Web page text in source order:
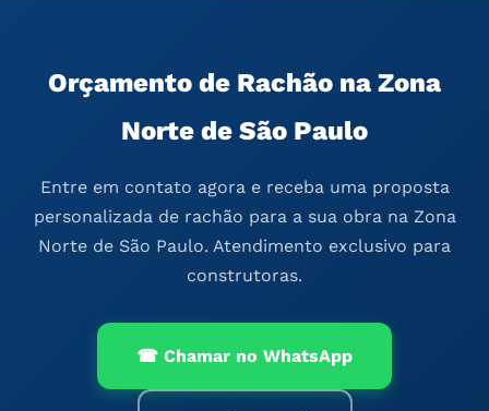
Orçamento de Rachão na Zona
Norte de São Paulo
Entre em contato agora e receba uma proposta
personalizada de rachão para a sua obra na Zona
Norte de São Paulo. Atendimento exclusivo para
construtoras.
☎ Chamar no WhatsApp